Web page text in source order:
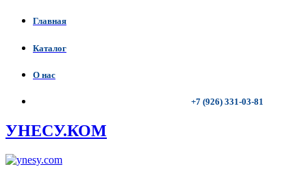
Главная
Каталог
О нас
+7 (926) 331-03-81
УНЕСУ.КОМ